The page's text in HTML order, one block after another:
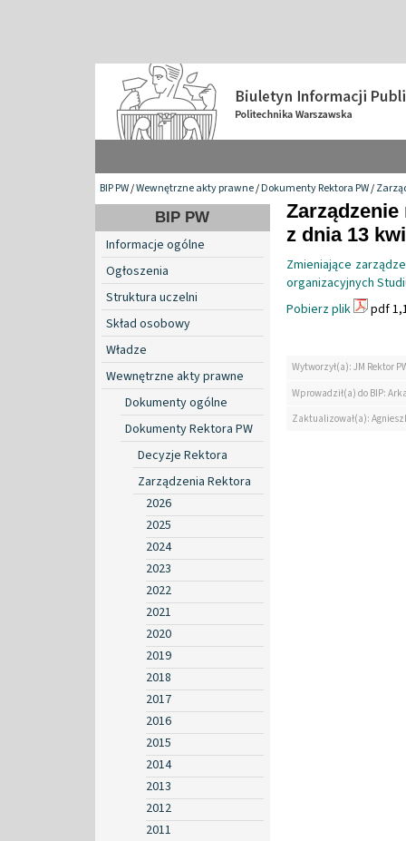
BIP PW/Wewnętrzne akty prawne/Dokumenty Rektora PW/
BIP PW
Informacje ogólne
Ogłoszenia
Struktura uczelni
Skład osobowy
Władze
Wewnętrzne akty prawne
Dokumenty ogólne
Dokumenty Rektora PW
Decyzje Rektora
Zarządzenia Rektora
2026
2025
2024
2023
2022
2021
2020
2019
2018
2017
2016
2015
2014
2013
2012
2011
z dnia 13
Zmieniające
organizacyjnych
Pobierz plik
pdf
Wytworzył(a): JM Rektor
Wprowadził(a) do BIP:
Zaktualizował(a):